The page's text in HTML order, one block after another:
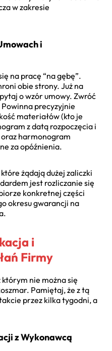
w zakresie
i
na pracę “na gębę”.
obie strony. Już na
o wzór umowy. Zwróć
Powinna precyzyjnie
materiałów (kto je
z datą rozpoczęcia i
harmonogram
za opóźnienia.
żądają dużej zaliczki
jest rozliczanie się
konkretnej części
okresu gwarancji na
i
Firmy
nie można się
Pamiętaj, że z tą
przez kilka tygodni, a
z Wykonawcą